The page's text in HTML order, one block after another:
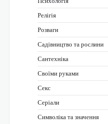
Релігія
Розваги
Садівництво та рослини
Сантехніка
Своїми руками
Секс
Серіали
Символіка та значення